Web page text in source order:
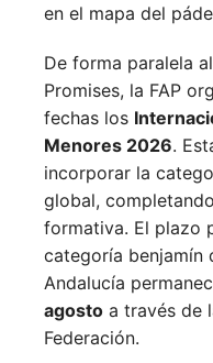
en el mapa del
De forma paralela
Promises, la FAP
fechas los
Menores 2026.
incorporar la
global,
formativa. El plazo
categoría benjamín
Andalucía
agosto a través de
Federación.